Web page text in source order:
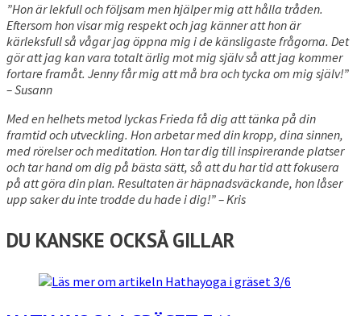
”Hon är lekfull och följsam men hjälper mig att hålla tråden.
Eftersom hon visar mig respekt och jag känner att hon är
kärleksfull så vågar jag öppna mig i de känsligaste frågorna. Det
gör att jag kan vara totalt ärlig mot mig själv så att jag kommer
fortare framåt. Jenny får mig att må bra och tycka om mig själv!”
– Susann
Med en helhets metod lyckas Frieda få dig att tänka på din
framtid och utveckling. Hon arbetar med din kropp, dina sinnen,
med rörelser och meditation. Hon tar dig till inspirerande platser
och tar hand om dig på bästa sätt, så att du har tid att fokusera
på att göra din plan. Resultaten är häpnadsväckande, hon låser
upp saker du inte trodde du hade i dig!” – Kris
DU KANSKE OCKSÅ GILLAR